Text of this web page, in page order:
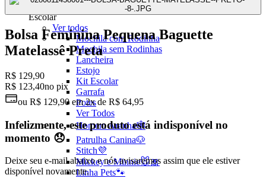
Escolar
Ver todos
Mochila com Rodinha
Mochila sem Rodinhas
Lancheira
Estojo
Kit Escolar
Garrafa
Potes
Ver Todos
Homem Aranha🕸️
Patrulha Canina🐶
Stitch💜
Mickey e Minnie🐭🎀
Linha Pets🐾
Bolsa Feminina Pequena Baguette
Matelassê Preta
R$ 129,90
R$ 123,40no pix
ou R$ 129,90 em2x de R$ 64,95
Infelizmente, este produto está indisponível no
momento 😞
Deixe seu e-mail abaixo e nós avisaremos assim que ele estiver
disponível novamente.